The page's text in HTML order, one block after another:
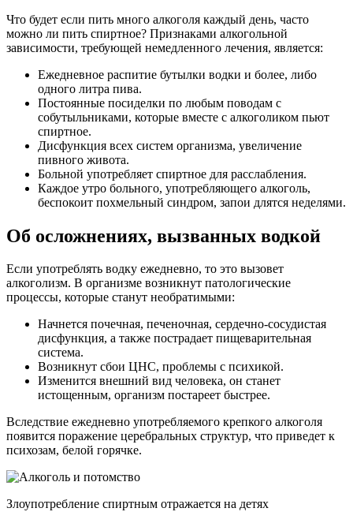
Что будет если пить много алкоголя каждый день, часто
можно ли пить спиртное? Признаками алкогольной
зависимости, требующей немедленного лечения, является:
Ежедневное распитие бутылки водки и более, либо
одного литра пива.
Постоянные посиделки по любым поводам с
собутыльниками, которые вместе с алкоголиком пьют
спиртное.
Дисфункция всех систем организма, увеличение
пивного живота.
Больной употребляет спиртное для расслабления.
Каждое утро больного, употребляющего алкоголь,
беспокоит похмельный синдром, запои длятся неделями.
Об осложнениях, вызванных водкой
Если употреблять водку ежедневно, то это вызовет
алкоголизм. В организме возникнут патологические
процессы, которые станут необратимыми:
Начнется почечная, печеночная, сердечно-сосудистая
дисфункция, а также пострадает пищеварительная
система.
Возникнут сбои ЦНС, проблемы с психикой.
Изменится внешний вид человека, он станет
истощенным, организм постареет быстрее.
Вследствие ежедневно употребляемого крепкого алкоголя
появится поражение церебральных структур, что приведет к
психозам, белой горячке.
Злоупотребление спиртным отражается на детях